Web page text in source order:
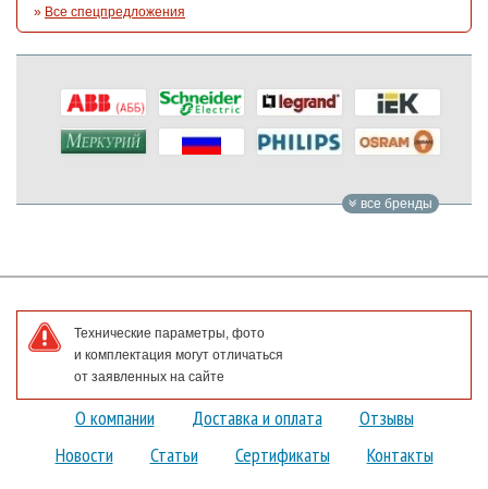
» Все спецпредложения
все бренды
Технические параметры, фото
и комплектация могут отличаться
от заявленных на сайте
О компании Доставка и оплата
Отзывы
Новости
Статьи Сертификаты Контакты